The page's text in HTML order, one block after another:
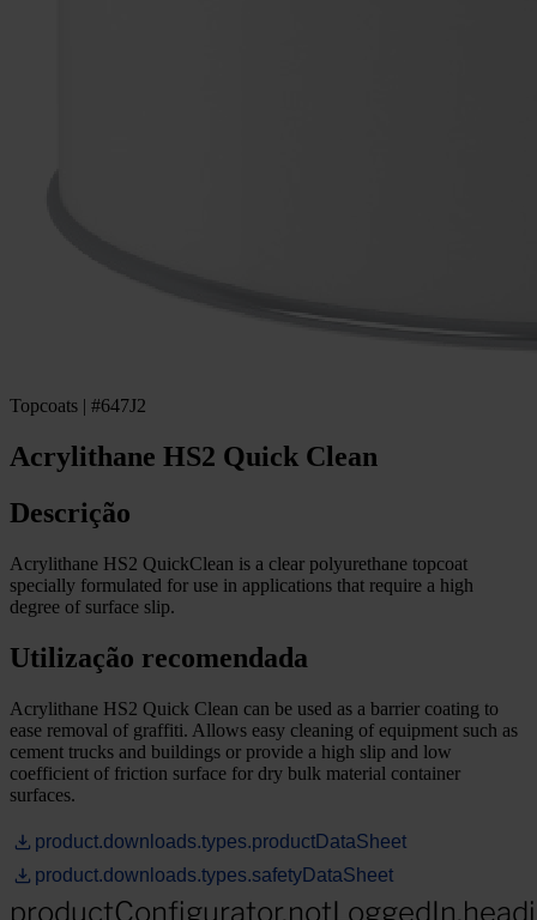
Topcoats | #647J2
Acrylithane HS2 Quick Clean
Descrição
Acrylithane HS2 QuickClean is a clear polyurethane topcoat
specially formulated for use in applications that require a high
degree of surface slip.
Utilização recomendada
Acrylithane HS2 Quick Clean can be used as a barrier coating to
ease removal of graffiti. Allows easy cleaning of equipment such as
cement trucks and buildings or provide a high slip and low
coefficient of friction surface for dry bulk material container
surfaces.
product.downloads.types.productDataSheet
product.downloads.types.safetyDataSheet